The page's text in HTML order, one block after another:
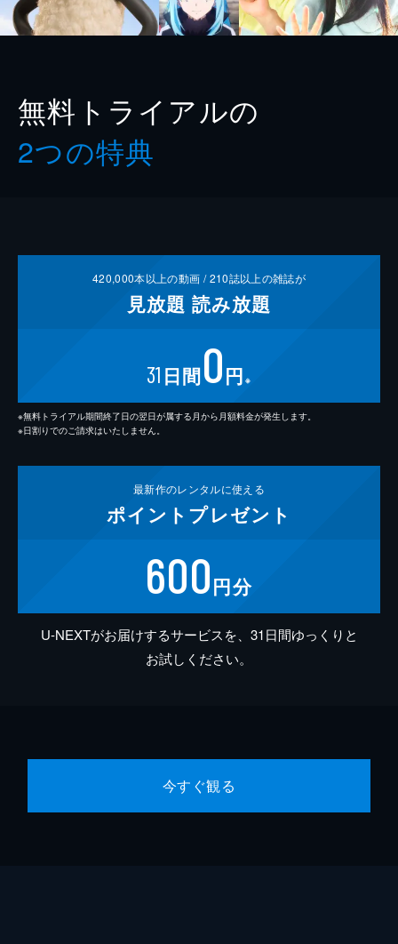
無料トライアルの
2つの特典
420,000本以上の動画 /210誌以上の雑誌が
見放題 読み放題
31 日間0円 ※
※無料トライアル期間終了日の翌日が属する月から月額料金が発生します。
※日割りでのご請求はいたしません。
最新作のレンタルに使える
ポイント プレゼント
600円分
U-NEXTがお届けするサービスを、31日間ゆっくりと
お試しください。
今すぐ観る